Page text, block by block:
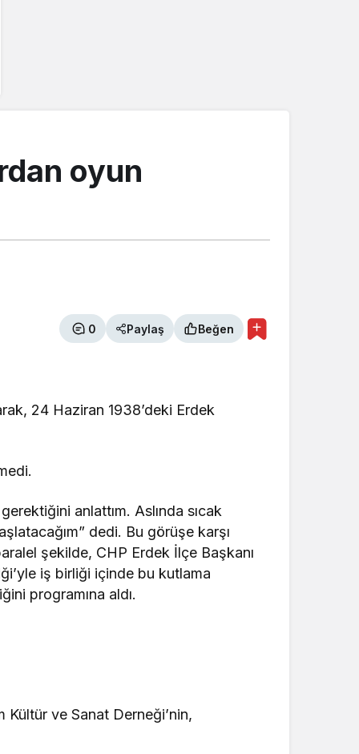
oyun
0 Paylaş Beğen
24 Haziran 1938’deki Erdek
anlattım. Aslında sıcak
dedi. Bu görüşe karşı
şekilde, CHP Erdek İlçe Başkanı
iş birliği içinde bu kutlama
programına aldı.
Kültür ve Sanat Derneği’nin,